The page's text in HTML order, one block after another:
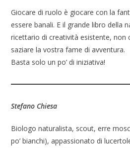
Giocare di ruolo è giocare con la
essere banali. E il grande libro della
ricettario di creatività esistente, non
saziare la vostra fame di avventura.
Basta solo un po’ di iniziativa!
Stefano Chiesa
Biologo naturalista, scout, erre
po’ bianchi), appassionato di